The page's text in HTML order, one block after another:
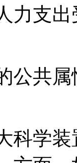
力支
公共
科学